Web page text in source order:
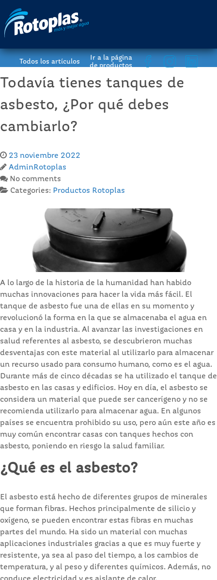
Todos los artículos
Ir a la página
de productos
Todavía tienes tanques de
asbesto, ¿Por qué debes
cambiarlo?
23 noviembre 2022
AdminRotoplas
No comments
Categories: Productos Rotoplas
A lo largo de la historia de la humanidad han habido
muchas innovaciones para hacer la vida más fácil. El
tanque de asbesto fue una de ellas en su momento y
revolucionó la forma en la que se almacenaba el agua en
casa y en la industria. Al avanzar las investigaciones en
salud referentes al asbesto, se descubrieron muchas
desventajas con este material al utilizarlo para almacenar
un recurso usado para consumo humano, como es el agua.
Durante más de cinco décadas se ha utilizado el tanque de
asbesto en las casas y edificios. Hoy en día, el asbesto se
considera un material que puede ser cancerígeno y no se
recomienda utilizarlo para almacenar agua. En algunos
países se encuentra prohibido su uso, pero aún este año es
muy común encontrar casas con tanques hechos con
asbesto, poniendo en riesgo la salud familiar.
¿Qué es el asbesto?
El asbesto está hecho de diferentes grupos de minerales
que forman fibras. Hechos principalmente de silicio y
oxígeno, se pueden encontrar estas fibras en muchas
partes del mundo. Ha sido un material con muchas
aplicaciones industriales gracias a que es muy fuerte y
resistente, ya sea al paso del tiempo, a los cambios de
temperatura, y al peso y diferentes químicos. Además, no